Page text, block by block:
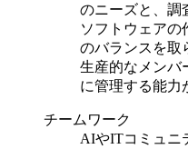
のニーズと、調
ソフトウェアの
のバランスを取
生産的なメンバ
に管理する能力
チームワーク
AIやITコミュニ